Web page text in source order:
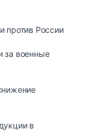
против России
за военные
в